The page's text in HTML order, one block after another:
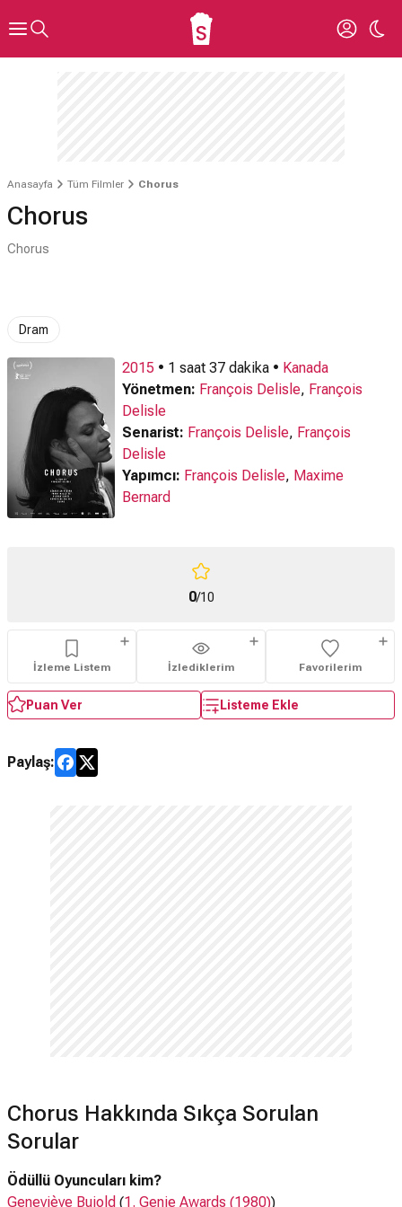
Anasayfa Tüm Filmler Chorus
Chorus
Chorus
Dram
2015 • 1 saat 37 dakika • Kanada
Yönetmen: François Delisle, François
Delisle
Senarist: François Delisle, François
Delisle
Yapımcı: François Delisle, Maxime
Bernard
0/10
İzleme Listem İzlediklerim Favorilerim
Puan Ver Listeme Ekle
Paylaş:
Chorus Hakkında Sıkça Sorulan
Sorular
Ödüllü Oyuncuları kim?
Geneviève Bujold (1. Genie Awards (1980))